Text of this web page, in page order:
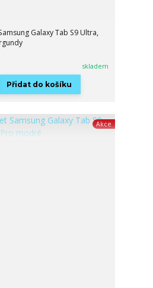
Galaxy Tab S9 Ultra,
skladem
Přidat do košíku
Akce